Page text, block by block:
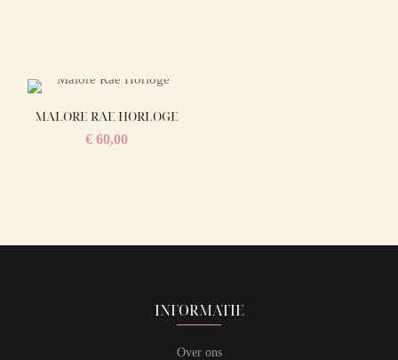
MALORE RAE HORLOGE
€60,00
INFORMATIE
Over ons